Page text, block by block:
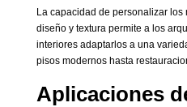
La capacidad de personalizar los
diseño y textura permite a los
interiores adaptarlos a una
pisos modernos hasta
Aplicaciones